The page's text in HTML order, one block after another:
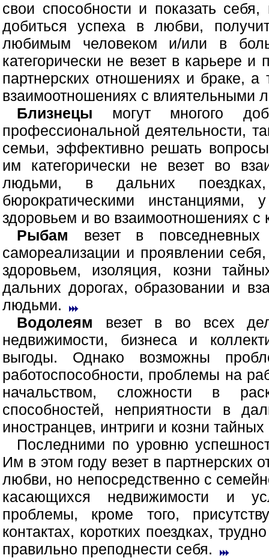
свои способности и показать
добиться успеха в любви,
любимым человеком и/или в
категорически не везет в карьере
партнерских отношениях и браке,
взаимоотношениях с влиятельными
Близнецы могут многого
профессиональной деятельности,
семьи, эффективно решать
им категорически не везет во
людьми, в дальних
бюрократическими
здоровьем и во взаимоотношениях с
Рыбам везет в повседневных
самореализации и проявлении
здоровьем, изоляция, козни
дальних дорогах, образовании и
людьми.
Водолеям везет в во всех
недвижимости, бизнеса и
выгоды. Однако возможны
работоспособности, проблемы на
начальством, сложности в
способностей, неприятности в
иностранцев, интриги и козни
Последними по уровню
Им в этом году везет в партнерских
любви, но непосредственно с
касающихся недвижимости и
проблемы, кроме того,
контактах, коротких поездках,
правильно преподнести себя.